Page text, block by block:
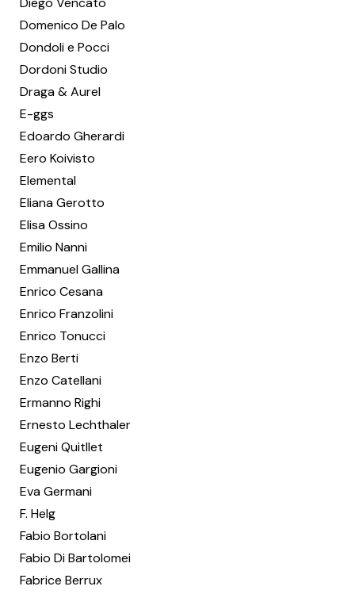
Domenico De Palo
Dondoli e Pocci
Dordoni Studio
Draga & Aurel
E-ggs
Edoardo Gherardi
Eero Koivisto
Elemental
Eliana Gerotto
Elisa Ossino
Emilio Nanni
Emmanuel Gallina
Enrico Cesana
Enrico Franzolini
Enrico Tonucci
Enzo Berti
Enzo Catellani
Ermanno Righi
Ernesto Lechthaler
Eugeni Quitllet
Eugenio Gargioni
Eva Germani
F. Helg
Fabio Bortolani
Fabio Di Bartolomei
Fabrice Berrux